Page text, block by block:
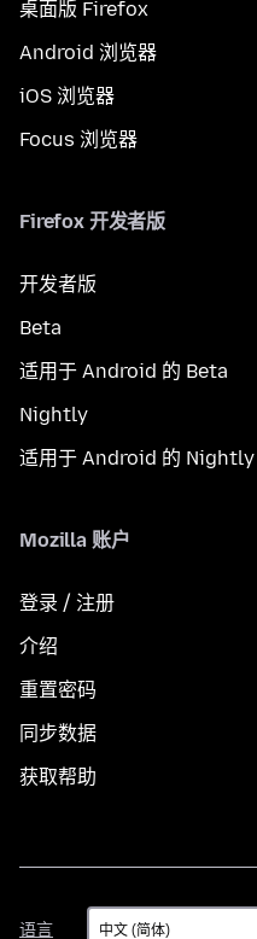
桌面版 Firefox
Android 浏览器
iOS 浏览器
Focus 浏览器
Firefox 开发者版
开发者版
Beta
适用于 Android 的 Beta
Nightly
适用于 Android 的 Nightly
Mozilla 账户
登录 / 注册
介绍
重置密码
同步数据
获取帮助
语言
语